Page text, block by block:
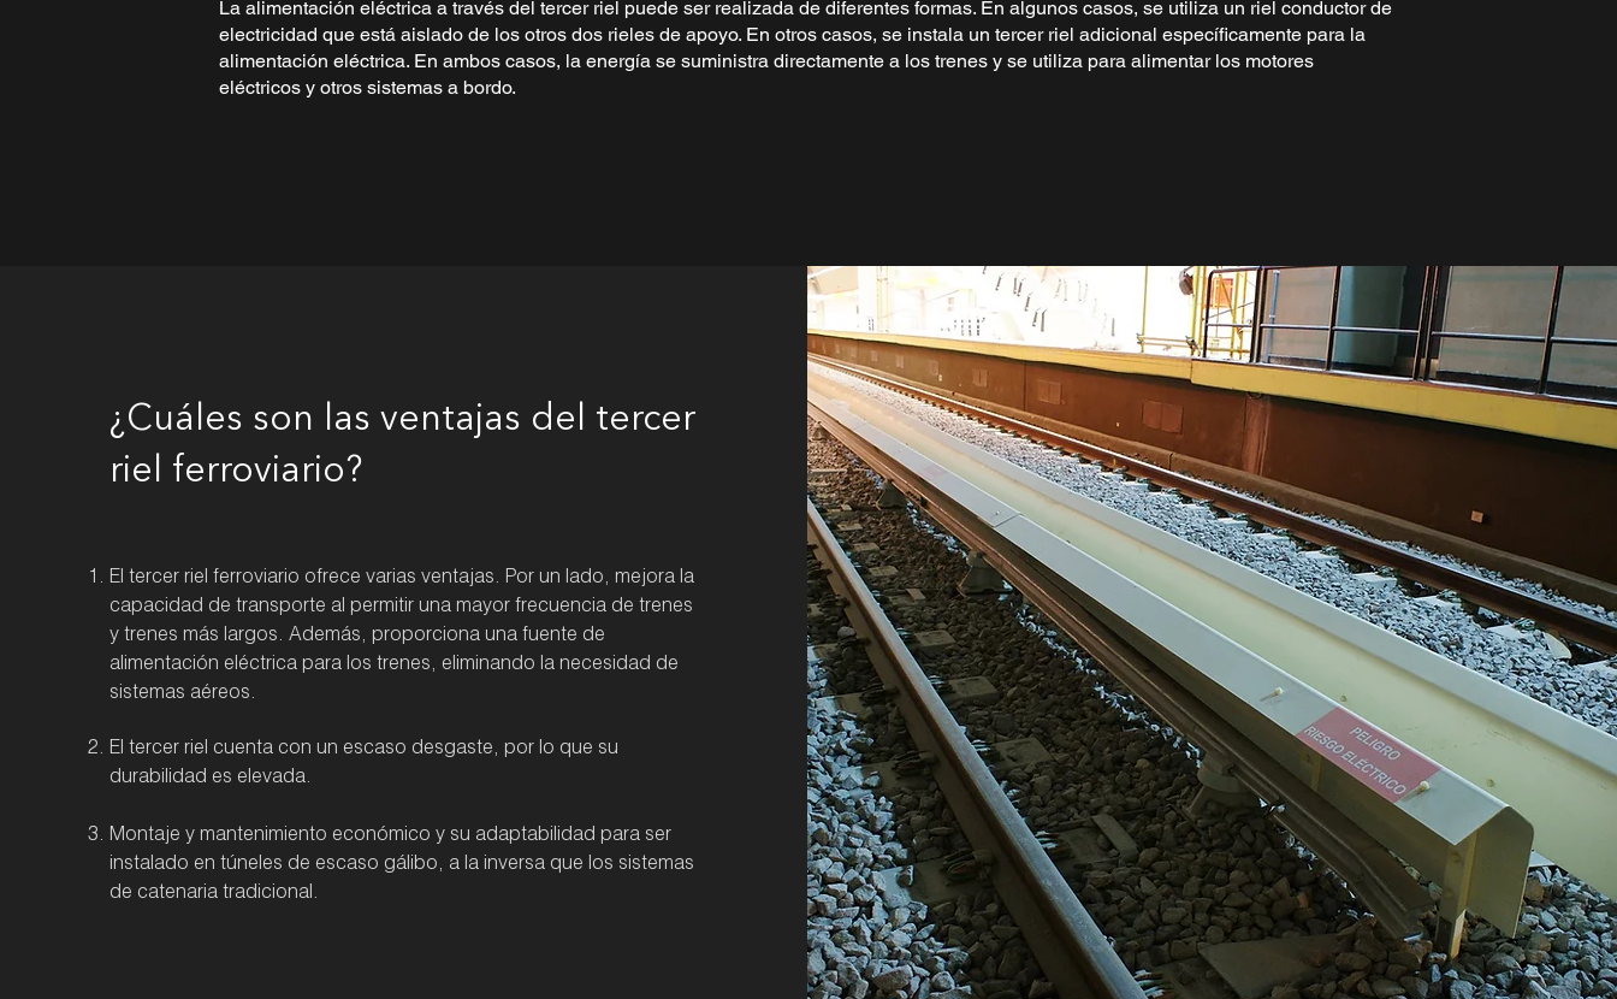
La alimentación eléctrica a través del tercer riel puede ser realizada de diferentes formas. En algunos casos, se utiliza un riel conductor de
electricidad que está aislado de los otros dos rieles de apoyo. En otros casos, se instala un tercer riel adicional específicamente para la
alimentación eléctrica. En ambos casos, la energía se suministra directamente a los trenes y se utiliza para alimentar los motores
eléctricos y otros sistemas a bordo.
¿Cuáles son las ventajas del tercer
riel ferroviario?
El tercer riel ferroviario ofrece varias ventajas. Por un lado, mejora la
capacidad de transporte al permitir una mayor frecuencia de trenes
y trenes más largos. Además, proporciona una fuente de
alimentación eléctrica para los trenes, eliminando la necesidad de
sistemas aéreos.
El tercer riel cuenta con un escaso desgaste, por lo que su
durabilidad es elevada.
Montaje y mantenimiento económico y su adaptabilidad para ser
instalado en túneles de escaso gálibo, a la inversa que los sistemas
de catenaria tradicional.